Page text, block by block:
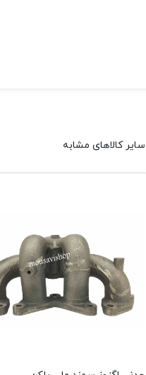
سایر کالاهای مشابه